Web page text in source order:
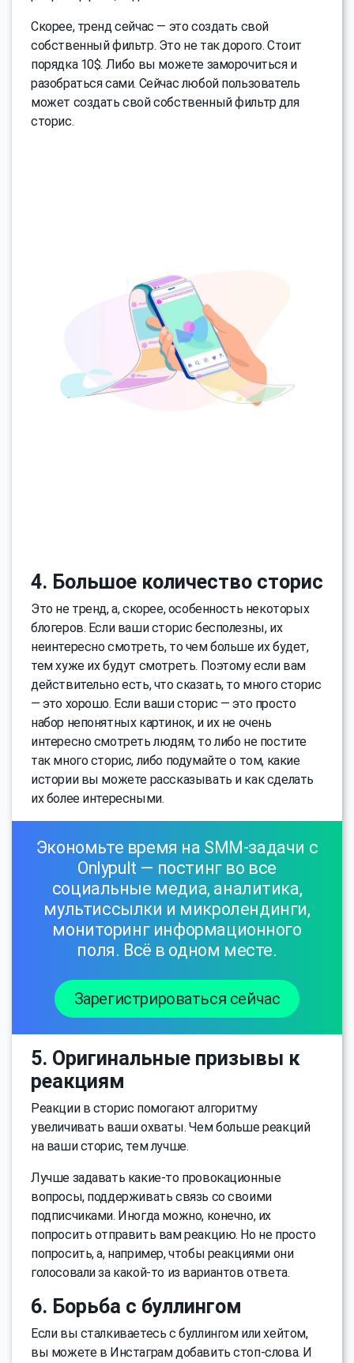
Скорее, тренд сейчас — это создать свой
собственный фильтр. Это не так дорого. Стоит
порядка 10$. Либо вы можете заморочиться и
разобраться сами. Сейчас любой пользователь
может создать свой собственный фильтр для
сторис.
4. Большое количество сторис
Это не тренд, а, скорее, особенность некоторых
блогеров. Если ваши сторис бесполезны, их
неинтересно смотреть, то чем больше их будет,
тем хуже их будут смотреть. Поэтому если вам
действительно есть, что сказать, то много сторис
— это хорошо. Если ваши сторис — это просто
набор непонятных картинок, и их не очень
интересно смотреть людям, то либо не постите
так много сторис, либо подумайте о том, какие
истории вы можете рассказывать и как сделать
их более интересными.
Экономьте время на SMM-задачи с
Onlypult — постинг во все
социальные медиа, аналитика,
мультиссылки и микролендинги,
мониторинг информационного
поля. Всё в одном месте.
Зарегистрироваться сейчас
5. Оригинальные призывы к
реакциям
Реакции в сторис помогают алгоритму
увеличивать ваши охваты. Чем больше реакций
на ваши сторис, тем лучше.
Лучше задавать какие-то провокационные
вопросы, поддерживать связь со своими
подписчиками. Иногда можно, конечно, их
попросить отправить вам реакцию. Но не просто
попросить, а, например, чтобы реакциями они
голосовали за какой-то из вариантов ответа.
6. Борьба с буллингом
Если вы сталкиваетесь с буллингом или хейтом,
вы можете в Инстаграм добавить стоп-слова. И